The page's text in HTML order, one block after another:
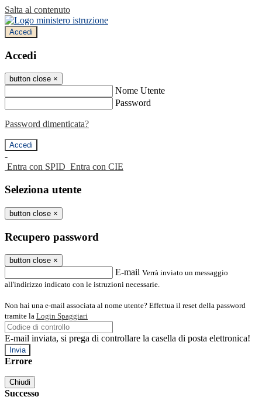
Salta al contenuto
Accedi
Accedi
button close ×
Nome Utente
Password
Password dimenticata?
-
Entra con SPID Entra con CIE
Seleziona utente
button close ×
Recupero password
button close ×
E-mail Verrà inviato un messaggio
all'indirizzo indicato con le istruzioni necessarie.
Non hai una e-mail associata al nome utente? Effettua il reset della password
tramite la Login Spaggiari
E-mail inviata, si prega di controllare la casella di posta elettronica!
Errore
Chiudi
Successo